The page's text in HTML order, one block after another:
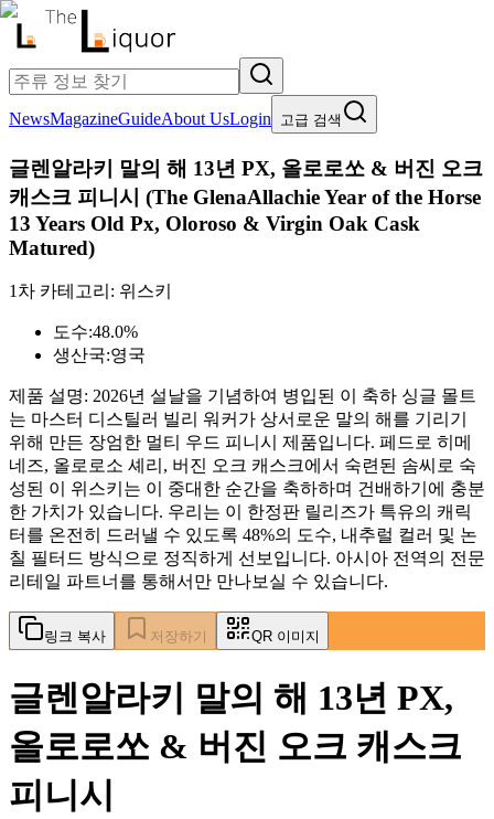
NewsMagazineGuideAbout UsLogin 고급 검색
글렌알라키 말의 해 13년 PX, 올로로쏘 & 버진 오크
캐스크 피니시 (The GlenaAllachie Year of the Horse
13 Years Old Px, Oloroso & Virgin Oak Cask
Matured)
1차 카테고리: 위스키
도수:48.0%
생산국:영국
제품 설명: 2026년 설날을 기념하여 병입된 이 축하 싱글 몰트
는 마스터 디스틸러 빌리 워커가 상서로운 말의 해를 기리기
위해 만든 장엄한 멀티 우드 피니시 제품입니다. 페드로 히메
네즈, 올로로소 셰리, 버진 오크 캐스크에서 숙련된 솜씨로 숙
성된 이 위스키는 이 중대한 순간을 축하하며 건배하기에 충분
한 가치가 있습니다. 우리는 이 한정판 릴리즈가 특유의 캐릭
터를 온전히 드러낼 수 있도록 48%의 도수, 내추럴 컬러 및 논
칠 필터드 방식으로 정직하게 선보입니다. 아시아 전역의 전문
리테일 파트너를 통해서만 만나보실 수 있습니다.
링크 복사 저장하기 QR 이미지
글렌알라키 말의 해 13년 PX,
올로로쏘 & 버진 오크 캐스크
피니시